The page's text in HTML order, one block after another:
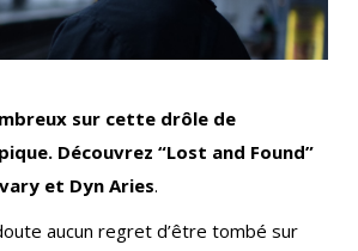
sur cette drôle de
Découvrez “Lost and Found”
et Dyn Aries.
aucun regret d’être tombé sur